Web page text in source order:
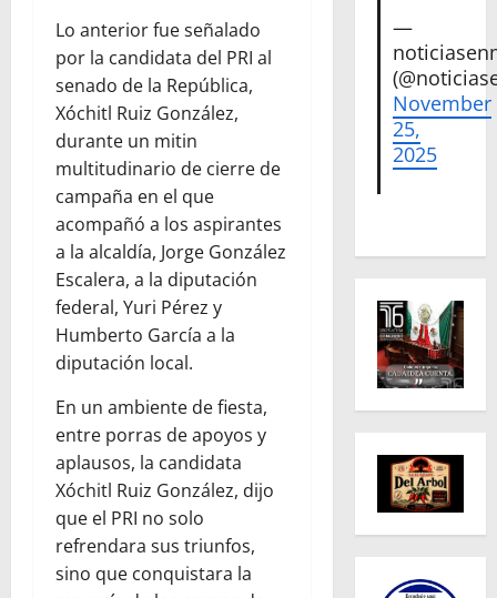
Lo anterior fue señalado
por la candidata del PRI al
senado de la República,
Xóchitl Ruiz González,
durante un mitin
multitudinario de cierre de
campaña en el que
acompañó a los aspirantes
a la alcaldía, Jorge González
Escalera, a la diputación
federal, Yuri Pérez y
Humberto García a la
diputación local.
En un ambiente de fiesta,
entre porras de apoyos y
aplausos, la candidata
Xóchitl Ruiz González, dijo
que el PRI no solo
refrendara sus triunfos,
sino que conquistara la
—
November
25,
2025